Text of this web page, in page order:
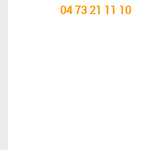
04 73 21 11 10